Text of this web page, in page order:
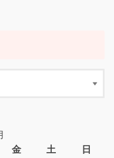
金 土
日